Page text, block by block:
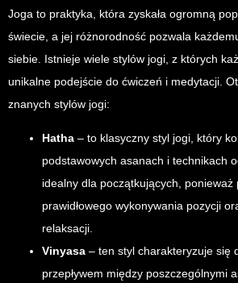
Joga to praktyka, która zyskała ogromną
świecie, a jej różnorodność pozwala
siebie. Istnieje wiele stylów jogi, z których
unikalne podejście do ćwiczeń i medytacji.
znanych stylów jogi:
Hatha – to klasyczny styl jogi, który
podstawowych asanach i technikach
idealny dla początkujących, ponieważ
prawidłowego wykonywania pozycji
relaksacji.
Vinyasa – ten styl charakteryzuje się
przepływem między poszczególnymi